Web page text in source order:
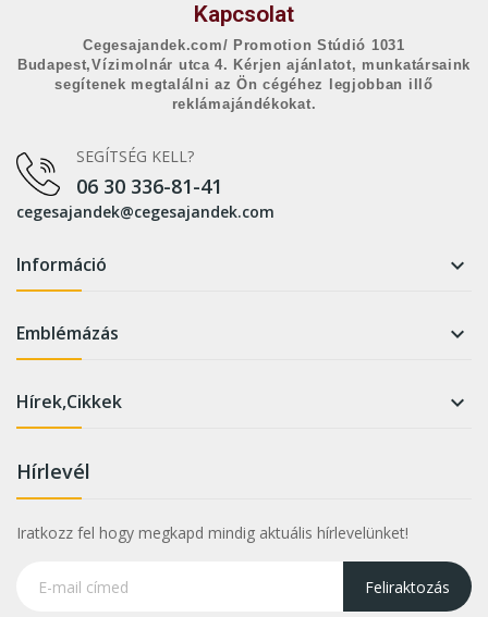
Kapcsolat
Cegesajandek.com/ Promotion Stúdió 1031
Budapest,Vízimolnár utca 4. Kérjen ajánlatot, munkatársaink
segítenek megtalálni az Ön cégéhez legjobban illő
reklámajándékokat.
SEGÍTSÉG KELL?
06 30 336-81-41
cegesajandek@cegesajandek.com
Információ 
Emblémázás 
Hírek,Cikkek 
Hírlevél
Iratkozz fel hogy megkapd mindig aktuális hírlevelünket!
Feliraktozás